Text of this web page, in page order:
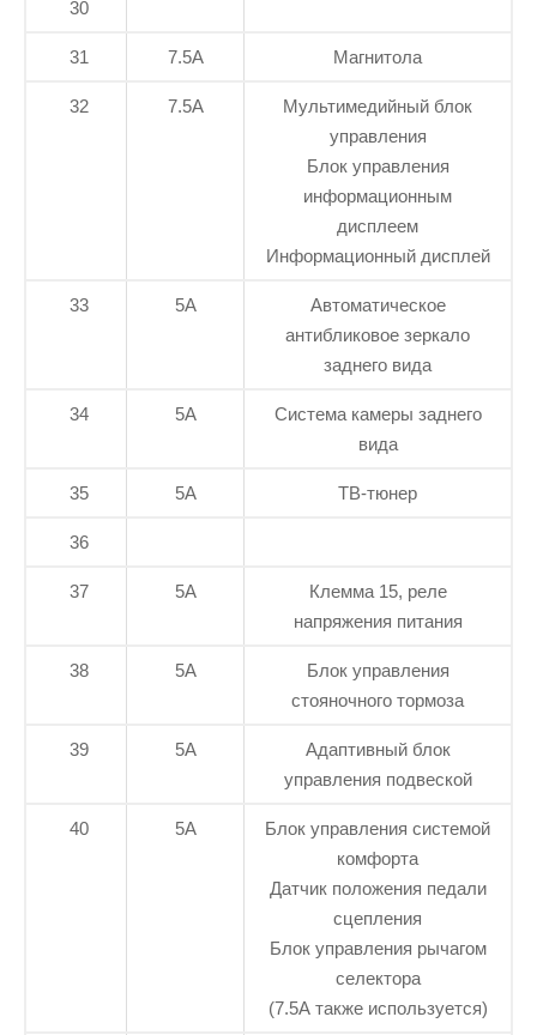
30
31 7.5А Магнитола
32 7.5А
Мультимедийный блок
управления
Блок управления
информационным
дисплеем
Информационный дисплей
33 5А
Автоматическое
антибликовое зеркало
заднего вида
34 5А
Система камеры заднего
вида
35 5А ТВ-тюнер
36
37 5А
Клемма 15, реле
напряжения питания
38 5А
Блок управления
стояночного тормоза
39 5А
Адаптивный блок
управления подвеской
40 5А
Блок управления системой
комфорта
Датчик положения педали
сцепления
Блок управления рычагом
селектора
(7.5A также используется)